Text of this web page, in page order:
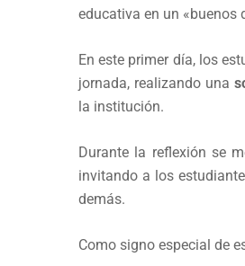
educativa en un «buenos
En este primer día, los
jornada, realizando una
la institución.
Durante la reflexión se
invitando a los
demás.
Como signo especial de